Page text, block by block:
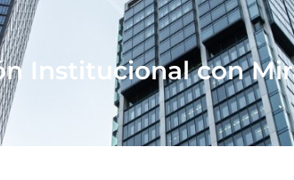
Institucional con